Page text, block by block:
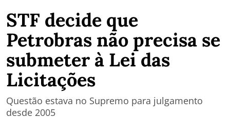
STF decide que
Petrobras não precisa se
submeter à Lei das
Licitações
Questão estava no Supremo para julgamento
desde 2005